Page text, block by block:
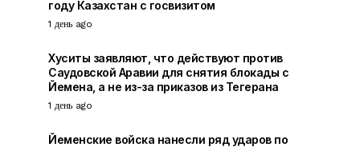
году Казахстан с госвизитом
1 день ago
Хуситы заявляют, что действуют против
Саудовской Аравии для снятия блокады с
Йемена, а не из-за приказов из Тегерана
1 день ago
Йеменские войска нанесли ряд ударов по